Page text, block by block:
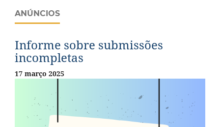
ANÚNCIOS
Informe sobre submissões
incompletas
17 março 2025